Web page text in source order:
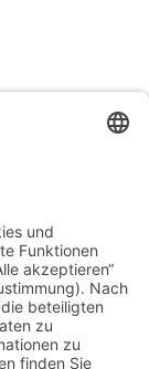
zur Zigarette?
Sie teure
stoßen –